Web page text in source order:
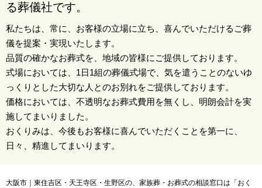
る葬儀社です。
私たちは、常に、お客様の立場に立ち、喜んでいただけるご葬
儀を提案・実現いたします。
品質の確かなお葬式を、地域の皆様にご提供しております。
式場においては、1日1組の葬儀式場で、気を遣うことのないゆ
っくりとした大切な人とのお別れをご提供しております。
価格においては、不透明なお葬式費用を無くし、明朗会計を実
施してまいりました。
おくりみは、今後もお客様に喜んでいただくことを第一に、
日々、精進してまいります。
大阪市｜東住吉区・天王寺区・生野区の、家族葬・お葬式の相談窓口は「おく